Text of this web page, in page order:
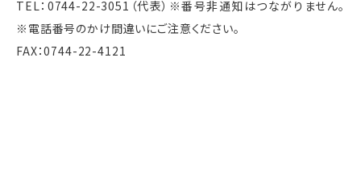
TEL：0744-22-3051（代表）※番号非通知はつながりません。
※電話番号のかけ間違いにご注意ください。
FAX：0744-22-4121